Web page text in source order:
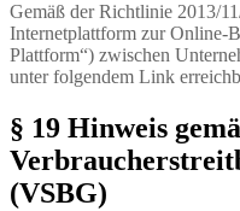
Gemäß der Richtlinie 2013/
Internetplattform zur Online-
Plattform“) zwischen
unter folgendem Link
§ 19 Hinweis
(VSBG)